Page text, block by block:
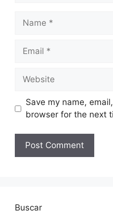
Name
Email
Website
Save my name,
browser for the next
Buscar